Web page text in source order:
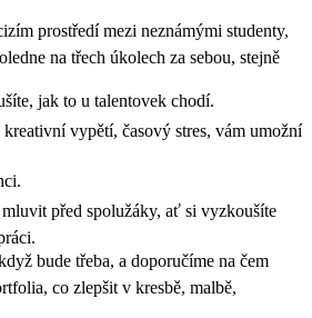
prostředí mezi neznámými studenty,
na třech úkolech za sebou, stejně
jak to u talentovek chodí.
vypětí, časový stres, vám umožní
před spolužáky, ať si vyzkoušíte
bude třeba, a doporučíme na čem
co zlepšit v kresbě, malbě,